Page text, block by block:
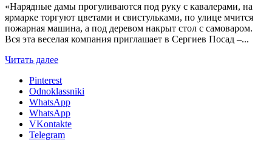
«Нарядные дамы прогуливаются под руку с кавалерами, на
ярмарке торгуют цветами и свистульками, по улице мчится
пожарная машина, а под деревом накрыт стол с самоваром.
Вся эта веселая компания приглашает в Сергиев Посад –...
Читать далее
Pinterest
Odnoklassniki
WhatsApp
WhatsApp
VKontakte
Telegram